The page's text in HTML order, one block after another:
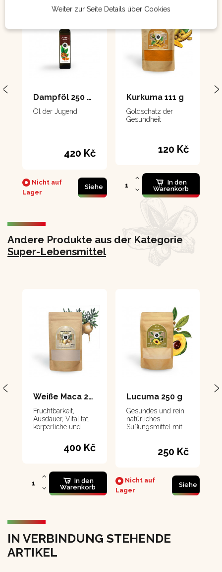
Dampföl 250 ml
Öl der Jugend
420 Kč
Nicht auf
Lager
Siehe
Kurkuma 111 g
Goldschatz der
Gesundheit
120 Kč
In den
Warenkorb
Andere Produkte aus der Kategorie
Super-Lebensmittel
Weiße Maca 250 g
Fruchtbarkeit,
Ausdauer, Vitalität,
körperliche und
400 Kč
In den
Warenkorb
Lucuma 250 g
Gesundes und rein
natürliches
Süßungsmittel mit
große Menge an
Mineralien und
250 Kč
Nicht auf
Lager
Siehe
IN VERBINDUNG STEHENDE
ARTIKEL
Weiter zur Seite Details über Cookies